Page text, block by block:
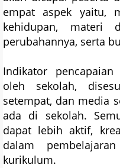
empat aspek yaitu,
kehidupan, materi
perubahannya, serta
Indikator
oleh sekolah,
setempat, dan media
ada di sekolah.
dapat lebih aktif,
dalam
kurikulum.